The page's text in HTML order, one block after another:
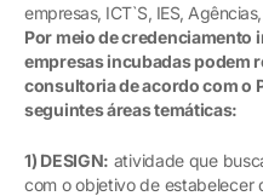
empresas, ICT`S, IES,
Por meio de credenciamento
empresas incubadas podem
consultoria de acordo com o
seguintes áreas temáticas:
1) DESIGN: atividade que
com o objetivo de estabelecer